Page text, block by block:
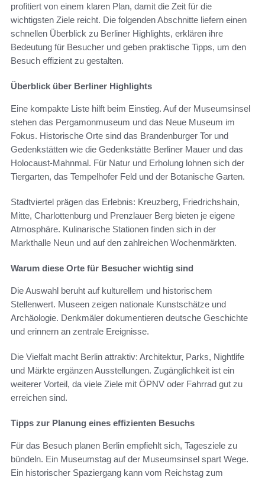
profitiert von einem klaren Plan, damit die Zeit für die
wichtigsten Ziele reicht. Die folgenden Abschnitte liefern einen
schnellen Überblick zu Berliner Highlights, erklären ihre
Bedeutung für Besucher und geben praktische Tipps, um den
Besuch effizient zu gestalten.
Überblick über Berliner Highlights
Eine kompakte Liste hilft beim Einstieg. Auf der Museumsinsel
stehen das Pergamonmuseum und das Neue Museum im
Fokus. Historische Orte sind das Brandenburger Tor und
Gedenkstätten wie die Gedenkstätte Berliner Mauer und das
Holocaust-Mahnmal. Für Natur und Erholung lohnen sich der
Tiergarten, das Tempelhofer Feld und der Botanische Garten.
Stadtviertel prägen das Erlebnis: Kreuzberg, Friedrichshain,
Mitte, Charlottenburg und Prenzlauer Berg bieten je eigene
Atmosphäre. Kulinarische Stationen finden sich in der
Markthalle Neun und auf den zahlreichen Wochenmärkten.
Warum diese Orte für Besucher wichtig sind
Die Auswahl beruht auf kulturellem und historischem
Stellenwert. Museen zeigen nationale Kunstschätze und
Archäologie. Denkmäler dokumentieren deutsche Geschichte
und erinnern an zentrale Ereignisse.
Die Vielfalt macht Berlin attraktiv: Architektur, Parks, Nightlife
und Märkte ergänzen Ausstellungen. Zugänglichkeit ist ein
weiterer Vorteil, da viele Ziele mit ÖPNV oder Fahrrad gut zu
erreichen sind.
Tipps zur Planung eines effizienten Besuchs
Für das Besuch planen Berlin empfiehlt sich, Tagesziele zu
bündeln. Ein Museumstag auf der Museumsinsel spart Wege.
Ein historischer Spaziergang kann vom Reichstag zum